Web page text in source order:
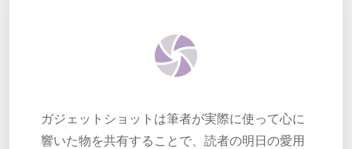
ガジェットショットは筆者が実際に使って心に
響いた物を共有することで、読者の明日の愛用